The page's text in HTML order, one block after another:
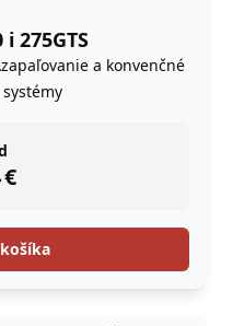
275GTS
a konvenčné
€